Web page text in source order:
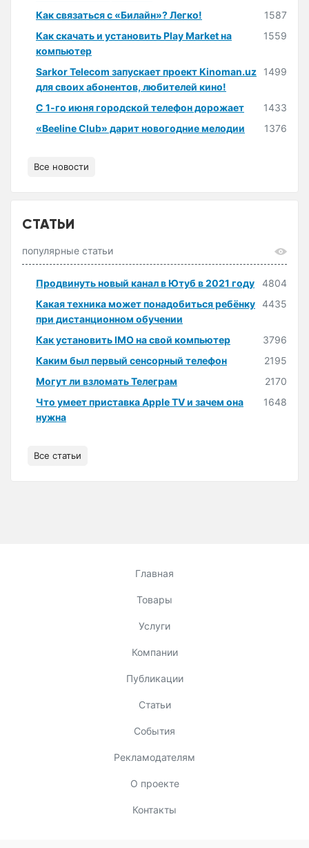
Как связаться с «Билайн»? Легко!
1587
Как скачать и установить Play Market на
компьютер
1559
Sarkor Telecom запускает проект Kinoman.uz
для своих абонентов, любителей кино!
1499
С 1-го июня городской телефон дорожает
1433
«Beeline Club» дарит новогодние мелодии
1376
Все новости
СТАТЬИ
популярные статьи
Продвинуть новый канал в Ютуб в 2021 году
4804
Какая техника может понадобиться ребёнку
при дистанционном обучении
4435
Как установить IMO на свой компьютер
3796
Каким был первый сенсорный телефон
2195
Могут ли взломать Телеграм
2170
Что умеет приставка Apple TV и зачем она
нужна
1648
Все статьи
Главная
Товары
Услуги
Компании
Публикации
Статьи
События
Рекламодателям
О проекте
Контакты